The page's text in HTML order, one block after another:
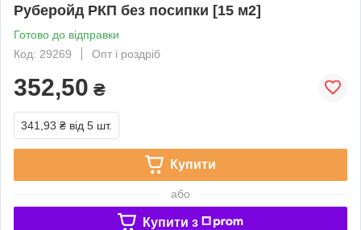
Руберойд РКП без посипки [15 м2]
Готово до відправки
Код: 29269
Опт і роздріб
352,50 ₴
341,93 ₴ від 5 шт.
Купити
або
Купити з